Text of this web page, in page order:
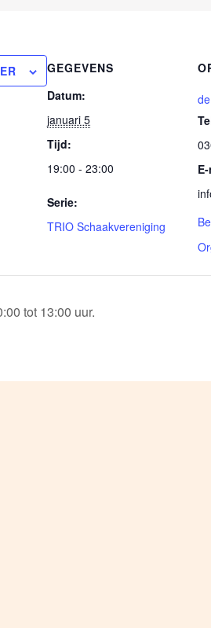
GEGEVENS
Datum:
januari 5
Tijd:
19:00 - 23:00
Serie:
TRIO Schaakvereniging
tot 13:00 uur.